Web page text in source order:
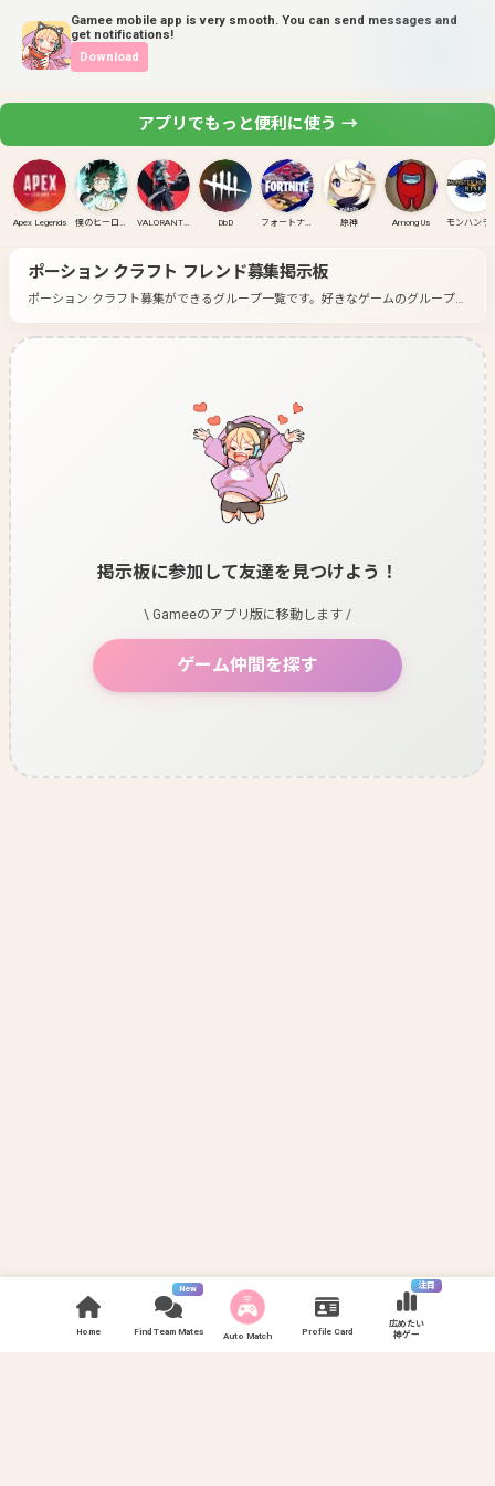
Gamee mobile app is very smooth. You can send messages and
get notifications!
Download
Home
New
Find Team Mates Auto Match Profile Card
注目
広めたい
神ゲー
アプリでもっと便利に使う →
Apex Legends 僕のヒーローアカデミア ULTRA RUMBLE VALORANT(PC) DbD フォートナイト 原神 Among Us
ポーション クラフト フレンド募集掲示板
ポーション クラフト募集ができるグループ一覧です。 好きなゲームのグループに
掲示板に参加して友達を見つけよう！
\ Gameeのアプリ版に移動します /
ゲーム仲間を探す